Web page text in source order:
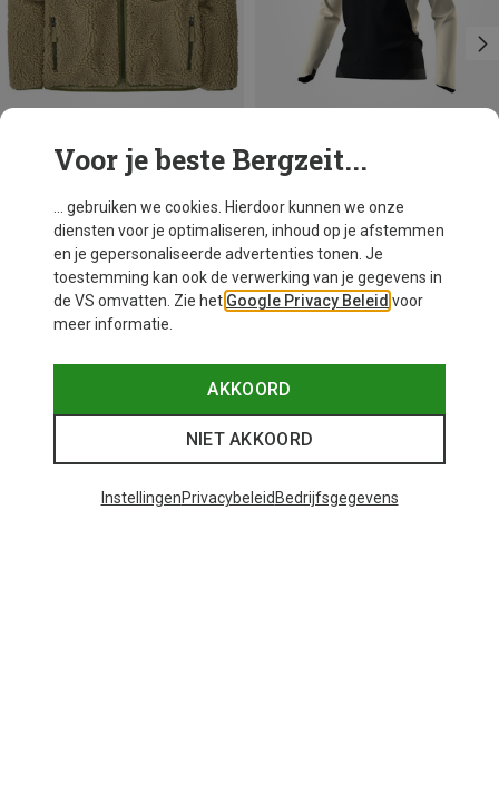
Je bespaart 20% Je bespaart 33%
Voor je beste Bergzeit...
... gebruiken we cookies. Hierdoor kunnen we onze
diensten voor je optimaliseren, inhoud op je afstemmen
en je gepersonaliseerde advertenties tonen. Je
toestemming kan ook de verwerking van je gegevens in
de VS omvatten. Zie het Google Privacy Beleid voor
meer informatie.
AKKOORD
NIET AKKOORD
InstellingenPrivacybeleid Bedrijfsgegevens